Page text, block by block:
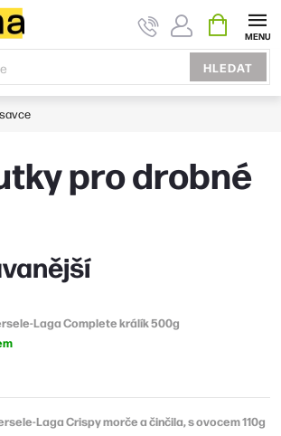
HLEDAT
KOŠÍK
pro drobné
Laga Complete králík 500g
Laga Crispy morče a činčila, s ovocem 110g